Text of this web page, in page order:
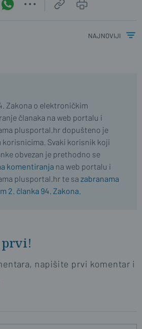
najnoviji
Zakona o elektroničkim
članaka na web portalu i
plusportal.hr dopušteno je
Svaki korisnik koji
obvezan je prethodno se
komentiranja na web portalu i
plusportal.hr te sa zabranama
2. članka 94. Zakona.
prvi!
napišite prvi komentar i